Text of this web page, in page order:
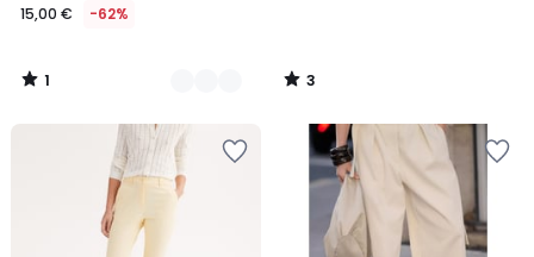
15,00 € -62%
1
/
3
/